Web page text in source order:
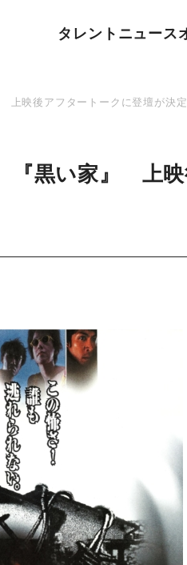
タレント ニュース
映後アフタートークに登壇が決定
『黒い家』 上